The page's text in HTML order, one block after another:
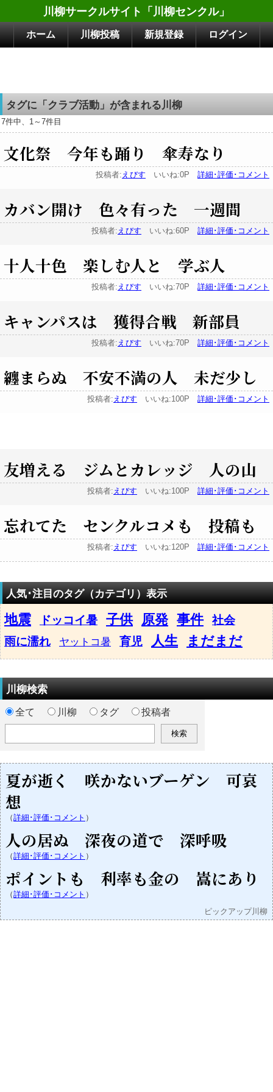
川柳サークルサイト「川柳センクル」
ホーム 川柳投稿 新規登録 ログイン
タグに「クラブ活動」が含まれる川柳
7件中、1～7件目
文化祭 今年も踊り 傘寿なり
投稿者: えびす いいね:0P 詳細･評価･コメント
カバン開け 色々有った 一週間
投稿者: えびす いいね:60P 詳細･評価･コメント
十人十色 楽しむ人と 学ぶ人
投稿者: えびす いいね:70P 詳細･評価･コメント
キャンパスは 獲得合戦 新部員
投稿者: えびす いいね:70P 詳細･評価･コメント
纏まらぬ 不安不満の人 未だ少し
投稿者: えびす いいね:100P 詳細･評価･コメント
友増える ジムとカレッジ 人の山
投稿者: えびす いいね:100P 詳細･評価･コメント
忘れてた センクルコメも 投稿も
投稿者: えびす いいね:120P 詳細･評価･コメント
人気･注目のタグ（カテゴリ）表示
地震 ドッコイ暑 子供 原発 事件
社会
雨に濡れ
ヤットコ暑 育児 人生 まだまだ
川柳検索
全て 川柳 タグ 投稿者
夏が逝く 咲かないブーゲン 可哀
想
（詳細･評価･コメント ）
人の居ぬ 深夜の道で 深呼吸
（詳細･評価･コメント ）
ポイントも 利率も金の 嵩にあり
（詳細･評価･コメント ）
ピックアップ川柳